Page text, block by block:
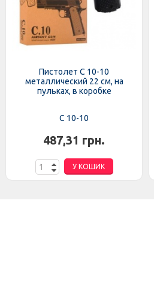
Пистолет C 10-10
металлический 22 см, на
пульках, в коробке
C 10-10
487,31 грн.
У КОШИК